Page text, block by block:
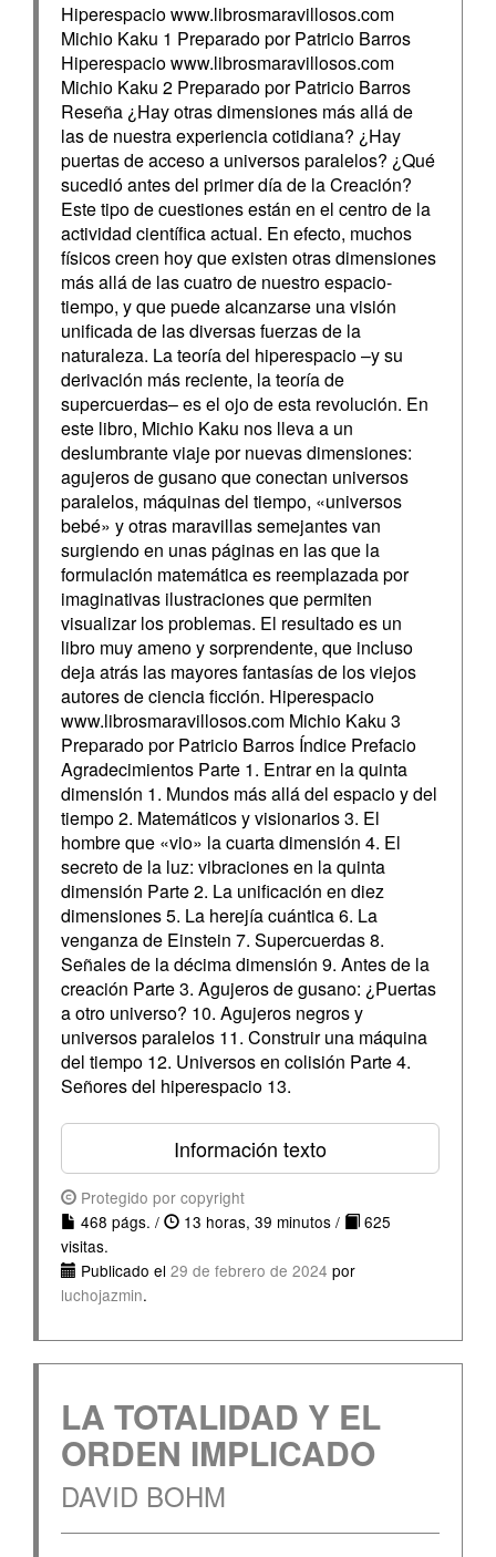
Hiperespacio www.librosmaravillosos.com
Michio Kaku 1 Preparado por Patricio Barros
Hiperespacio www.librosmaravillosos.com
Michio Kaku 2 Preparado por Patricio Barros
Reseña ¿Hay otras dimensiones más allá de
las de nuestra experiencia cotidiana? ¿Hay
puertas de acceso a universos paralelos? ¿Qué
sucedió antes del primer día de la Creación?
Este tipo de cuestiones están en el centro de la
actividad científica actual. En efecto, muchos
físicos creen hoy que existen otras dimensiones
más allá de las cuatro de nuestro espacio-
tiempo, y que puede alcanzarse una visión
unificada de las diversas fuerzas de la
naturaleza. La teoría del hiperespacio –y su
derivación más reciente, la teoría de
supercuerdas– es el ojo de esta revolución. En
este libro, Michio Kaku nos lleva a un
deslumbrante viaje por nuevas dimensiones:
agujeros de gusano que conectan universos
paralelos, máquinas del tiempo, «universos
bebé» y otras maravillas semejantes van
surgiendo en unas páginas en las que la
formulación matemática es reemplazada por
imaginativas ilustraciones que permiten
visualizar los problemas. El resultado es un
libro muy ameno y sorprendente, que incluso
deja atrás las mayores fantasías de los viejos
autores de ciencia ficción. Hiperespacio
www.librosmaravillosos.com Michio Kaku 3
Preparado por Patricio Barros Índice Prefacio
Agradecimientos Parte 1. Entrar en la quinta
dimensión 1. Mundos más allá del espacio y del
tiempo 2. Matemáticos y visionarios 3. El
hombre que «vio» la cuarta dimensión 4. El
secreto de la luz: vibraciones en la quinta
dimensión Parte 2. La unificación en diez
dimensiones 5. La herejía cuántica 6. La
venganza de Einstein 7. Supercuerdas 8.
Señales de la décima dimensión 9. Antes de la
creación Parte 3. Agujeros de gusano: ¿Puertas
a otro universo? 10. Agujeros negros y
universos paralelos 11. Construir una máquina
del tiempo 12. Universos en colisión Parte 4.
Señores del hiperespacio 13.
Información texto
Protegido por copyright
468 págs. /
13 horas, 39 minutos /
625
visitas.
Publicado el 29 de febrero de 2024 por
luchojazmin.
LA TOTALIDAD Y EL
ORDEN IMPLICADO
DAVID BOHM